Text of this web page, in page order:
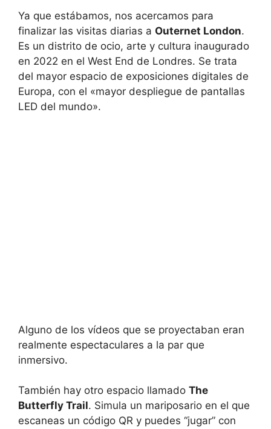
Ya que estábamos, nos acercamos para
finalizar las visitas diarias a Outernet London.
Es un distrito de ocio, arte y cultura inaugurado
en 2022 en el West End de Londres. Se trata
del mayor espacio de exposiciones digitales de
Europa, con el «mayor despliegue de pantallas
LED del mundo».
Alguno de los vídeos que se proyectaban eran
realmente espectaculares a la par que
inmersivo.
También hay otro espacio llamado The
Butterfly Trail. Simula un mariposario en el que
escaneas un código QR y puedes “jugar” con